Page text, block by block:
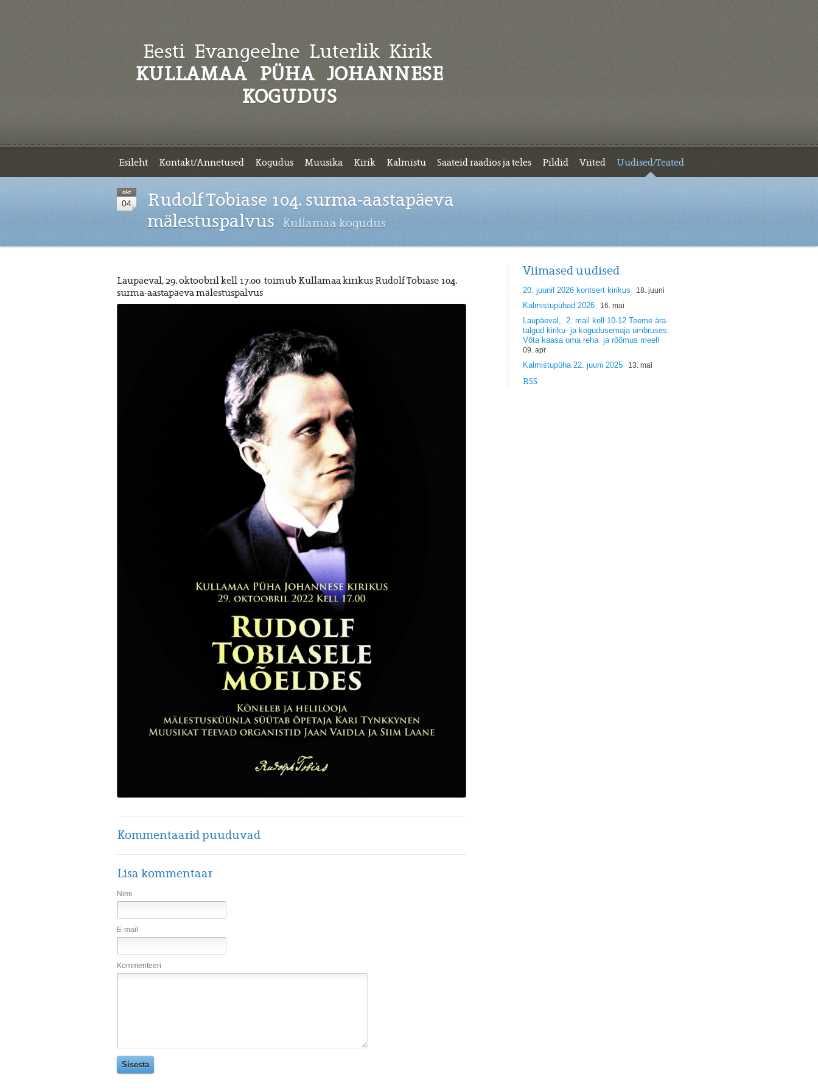
Eesti Evangeelne Luterlik Kirik
KULLAMAA PÜHA JOHANNESE
KOGUDUS
Esileht Kontakt/Annetused Kogudus Muusika Kirik Kalmistu Saateid raadios ja teles Pildid Viited Uudised/Teated
okt
04
Rudolf Tobiase 104. surma-aastapäeva
mälestuspalvus
Kullamaa kogudus
Laupäeval, 29. oktoobril kell 17.00 toimub Kullamaa kirikus Rudolf Tobiase 104.
surma-aastapäeva mälestuspalvus
Kommentaarid puuduvad
Lisa kommentaar
Nimi
E-mail
Kommenteeri
Viimased uudised
20. juunil 2026 kontsert kirikus 18. juuni
Kalmistupühad 2026 16. mai
Laupäeval, 2. mail kell 10-12 Teeme ära-
talgud kiriku- ja kogudusemaja ümbruses.
Võta kaasa oma reha ja rõõmus meel!
09. apr
Kalmistupüha 22. juuni 2025 13. mai
RSS